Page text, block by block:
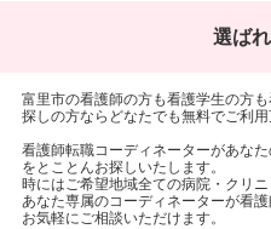
選ば
富里市の看護師の方も看護学生の方
探しの方ならどなたでも無料でご利用
看護師転職コーディネーターがあな
をとことんお探しいたします。
時にはご希望地域全ての病院・クリ
あなた専属のコーディネーターが看
お気軽にご相談いただけます。